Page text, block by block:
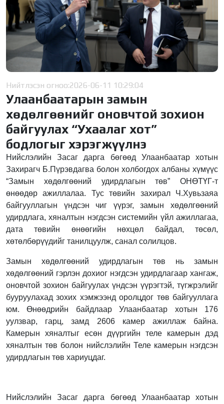
Нийтлэсэн огноо:2026-06-11 10:29:04
Улаанбаатарын замын
хөдөлгөөнийг оновчтой зохион
байгуулах “Ухаалаг хот”
бодлогыг хэрэгжүүлнэ
Нийслэлийн Засаг дарга бөгөөд Улаанбаатар хотын
Захирагч Б.Пүрэвдагва болон холбогдох албаны хүмүүс
“Замын хөдөлгөөний удирдлагын төв” ОНӨТҮГ-т
өнөөдөр ажиллалаа. Тус төвийн захирал Ч.Хувьзаяа
байгууллагын үндсэн чиг үүрэг, замын хөдөлгөөний
удирдлага, хяналтын нэгдсэн системийн үйл ажиллагаа,
дата төвийн өнөөгийн нөхцөл байдал, төсөл,
хөтөлбөрүүдийг танилцуулж, санал солилцов.
Замын хөдөлгөөний удирдлагын төв нь замын
хөдөлгөөний гэрлэн дохиог нэгдсэн удирдлагаар хангаж,
оновчтой зохион байгуулах үндсэн үүрэгтэй, түгжрэлийг
бууруулахад зохих хэмжээнд оролцдог төв байгууллага
юм. Өнөөдрийн байдлаар Улаанбаатар хотын 176
уулзвар, гарц, замд 2606 камер ажиллаж байна.
Камерын хяналтыг есөн дүүргийн теле камерын дэд
хяналтын төв болон нийслэлийн Теле камерын нэгдсэн
удирдлагын төв хариуцдаг.
Нийслэлийн Засаг дарга бөгөөд Улаанбаатар хотын